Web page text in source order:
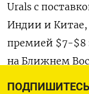
Urals с
Индии ​и Китае,
премией $7-$8
‌на Ближнем